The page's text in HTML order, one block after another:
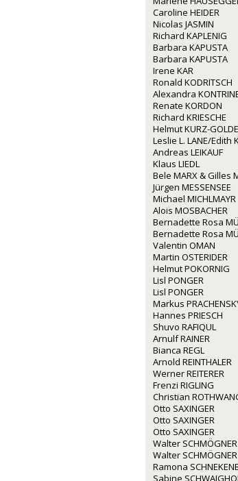
Caroline HEIDER
Nicolas JASMIN
Richard KAPLENIG
Barbara KAPUSTA
Barbara KAPUSTA
Irene KAR
Ronald KODRITSCH
Alexandra
Renate KORDON
Richard KRIESCHE
Helmut KURZ-
Leslie L. LANE/Edith
Andreas LEIKAUF
Klaus LIEDL
Bele MARX & Gilles
Jürgen MESSENSEE
Michael MICHLMAYR
Alois MOSBACHER
Bernadette Rosa
Bernadette Rosa
Valentin OMAN
Martin OSTERIDER
Helmut POKORNIG
Lisl PONGER
Lisl PONGER
Markus
Hannes PRIESCH
Shuvo RAFIQUL
Arnulf RAINER
Bianca REGL
Arnold REINTHALER
Werner REITERER
Frenzi RIGLING
Christian
Otto SAXINGER
Otto SAXINGER
Otto SAXINGER
Walter SCHMÖGNER
Walter SCHMÖGNER
Ramona
Sabine